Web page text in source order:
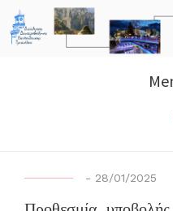
- 28/01/2025